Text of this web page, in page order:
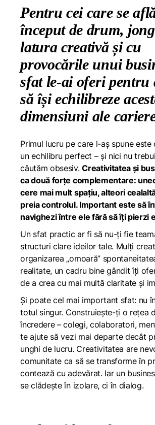
Pentru cei care se
început de drum,
latura creativă și cu
provocările unui
sfat le-ai oferi pentru
să își echilibreze
dimensiuni ale
Primul lucru pe care l-aș spune este
un echilibru perfect – și nici nu
căutăm obsesiv.Creativitatea și
ca două forțe complementare:
cere mai mult spațiu, alteori
preia controlul. Important este să
navighezi între ele fără să îți pierzi
Un sfat practic ar fi să nu-ți fie
structuri clare ideilor tale. Mulți
organizarea „omoară”
realitate, un cadru bine gândit îți
de a crea cu mai multă claritate și
Și poate cel mai important sfat: nu
totul singur. Construiește-ți o rețea
încredere – colegi, colaboratori,
te ajute să vezi mai departe decât
unghi de lucru. Creativitatea are
comunitate ca să se transforme în
contează cu adevărat. Iar un
se clădește în izolare, ci în dialog.